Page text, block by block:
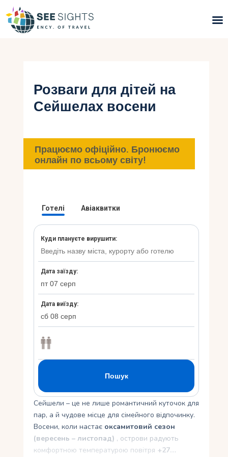
Гарячі тури
Типи Турів
Інфо
Контакти
Розваги для дітей на
Сейшелах восени
Працюємо офіційно. Бронюємо
онлайн по всьому світу!
Сейшели – це не лише романтичний куточок для
пар, а й чудове місце для сімейного відпочинку.
Восени, коли настає оксамитовий сезон
(вересень – листопад) , острови радують
комфортною температурою повітря +27…